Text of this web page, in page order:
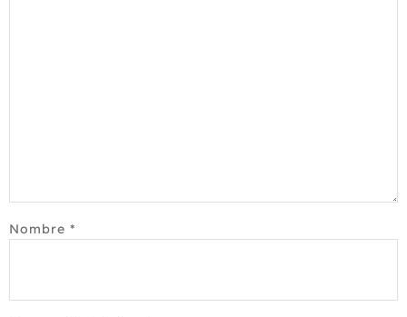
Nombre *